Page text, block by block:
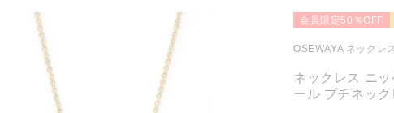
会員限定50％OFF
OSEWAYA ネックレス
ネックレス ニ
ール プチネック